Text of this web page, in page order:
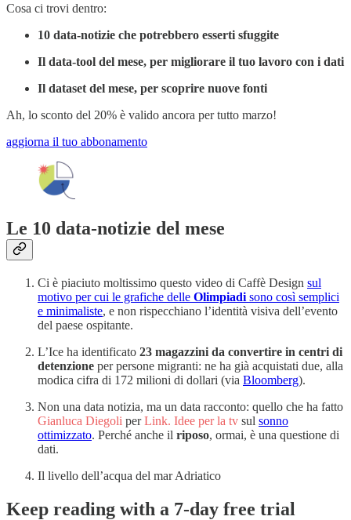
Cosa ci trovi dentro:
10 data-notizie che potrebbero esserti sfuggite
Il data-tool del mese, per migliorare il tuo lavoro con i dati
Il dataset del mese, per scoprire nuove fonti
Ah, lo sconto del 20% è valido ancora per tutto marzo!
aggiorna il tuo abbonamento
Le 10 data-notizie del mese
Ci è piaciuto moltissimo questo video di Caffè Design sul
motivo per cui le grafiche delle Olimpiadi sono così semplici
e minimaliste, e non rispecchiano l’identità visiva dell’evento
del paese ospitante.
L’Ice ha identificato 23 magazzini da convertire in centri di
detenzione per persone migranti: ne ha già acquistati due, alla
modica cifra di 172 milioni di dollari (via Bloomberg).
Non una data notizia, ma un data racconto: quello che ha fatto
Gianluca Diegoli perLink. Idee per la tv sul sonno
ottimizzato. Perché anche il riposo, ormai, è una questione di
dati.
Il livello dell’acqua del mar Adriatico
Keep reading with a 7-day free trial